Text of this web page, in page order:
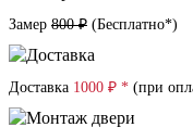
Замер 800 ₽ (Бесплатно*)
Доставка 1000 ₽ * (при